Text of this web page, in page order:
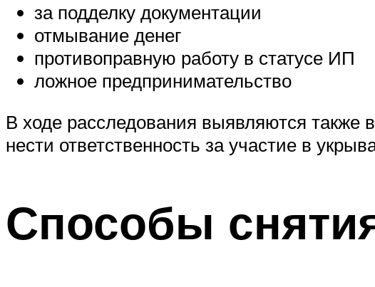
за подделку документации
отмывание денег
противоправную работу в статусе ИП
ложное предпринимательство
В ходе расследования выявляются также
нести ответственность за участие в
Способы